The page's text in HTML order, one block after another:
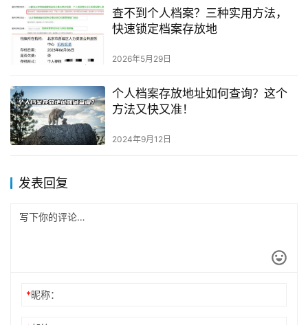
查不到个人档案？三种实用方法，
快速锁定档案存放地
2026年5月29日
个人档案存放地址如何查询？这个
方法又快又准！
2024年9月12日
发表回复
*昵称：